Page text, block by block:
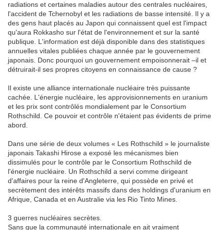
radiations et certaines maladies autour des centrales nucléaires,
l'accident de Tchernobyl et les radiations de basse intensité. Il y a
des gens haut placés au Japon qui connaissent quel est l'impact
qu'aura Rokkasho sur l'état de l'environnement et sur la santé
publique. L'information est déjà disponible dans des statistiques
annuelles vitales publiées chaque année par le gouvernement
japonais. Donc pourquoi un gouvernement empoisonnerait –il et
détruirait-il ses propres citoyens en connaissance de cause ?
Il existe une alliance internationale nucléaire très puissante
cachée. L'énergie nucléaire, les approvisionnements en uranium
et les prix sont contrôlés mondialement par le Consortium
Rothschild. Ce pouvoir et contrôle n'étaient pas évidents de prime
abord.
Dans une série de deux volumes « Les Rothschild » le journaliste
japonais Takashi Hirose a exposé les mécanismes bien
dissimulés pour le contrôle par le Consortium Rothschild de
l'énergie nucléaire. Un Rothschild a servi comme dirigeant
d'affaires pour la reine d'Angleterre, qui possède en privé et
secrètement des intérêts massifs dans des holdings d'uranium en
Afrique, Canada et en Australie via les Rio Tinto Mines.
3 guerres nucléaires secrètes.
Sans que la communauté internationale en ait vraiment